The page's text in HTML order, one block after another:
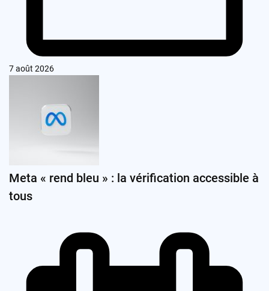
7 août 2026
Meta « rend bleu » : la vérification accessible à
tous